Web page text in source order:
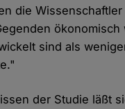
die
ökonomisch
sind als
der Studie läßt